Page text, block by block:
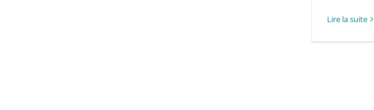
Lire la suite